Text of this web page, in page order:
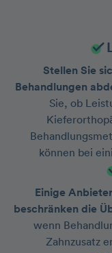
Stellen Sie
Behandlungen
Sie, ob
können bei
Einige
beschränken die
wenn
Zahnzusatz